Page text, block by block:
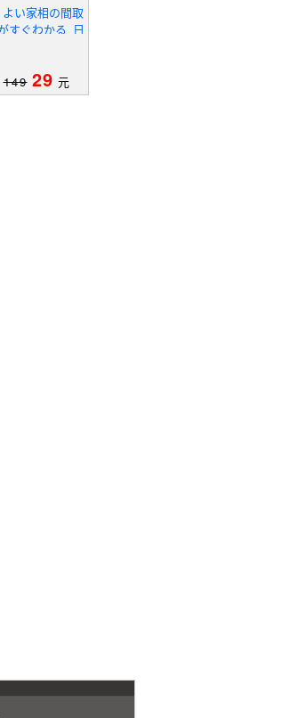
よい家相の間取
すぐわかる_日
149 29 元